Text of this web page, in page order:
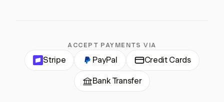
ACCEPT PAYMENTS VIA
Stripe PayPal Credit Cards
Bank Transfer